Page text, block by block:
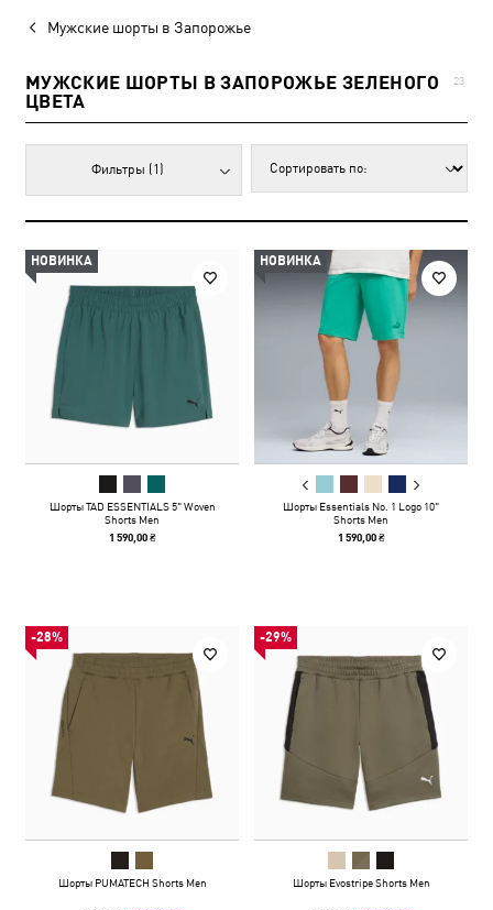
Мужские шорты в Запорожье
МУЖСКИЕ ШОРТЫ В ЗАПОРОЖЬЕ ЗЕЛЕНОГО
ЦВЕТА
23
Фильтры (1)
НОВИНКА
Шорты TAD ESSENTIALS 5" Woven
Shorts Men
1 590,00 ₴
НОВИНКА
Шорты Essentials No. 1 Logo 10"
Shorts Men
1 590,00 ₴
-28%
Шорты PUMATECH Shorts Men
-29%
Шорты Evostripe Shorts Men